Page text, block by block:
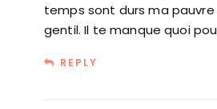
temps sont durs ma pauvre
gentil. Il te manque quoi
REPLY